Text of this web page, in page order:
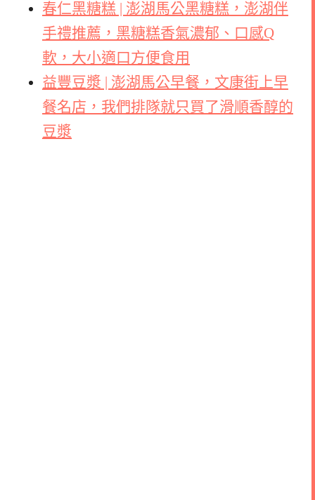
春仁黑糖糕 | 澎湖馬公黑糖糕，澎湖伴
手禮推薦，黑糖糕香氣濃郁、口感Q
軟，大小適口方便食用
益豐豆漿 | 澎湖馬公早餐，文康街上早
餐名店，我們排隊就只買了滑順香醇的
豆漿